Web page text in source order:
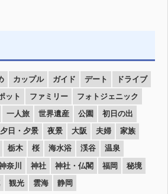
カップル ガイド デート
ドライブ
ット ファミリー
フォトジェニック
一人旅 世界遺産 公園
初日の出
夕日・夕景 夜景 大阪 夫婦
家族
栃木 桜 海水浴 渓谷
温泉
奈川 神社 神社・仏閣 福岡
秘境
観光 雲海 静岡